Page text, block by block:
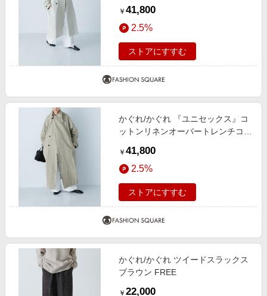
￥ 41,800
2.5%
ストアにすすむ
かぐれ/かぐれ 『ユニセックス』コ
ットンリネンオーバートレンチコー
￥ 41,800
2.5%
ストアにすすむ
かぐれ/かぐれ ツイードスラックス
ブラウン FREE
￥ 22,000